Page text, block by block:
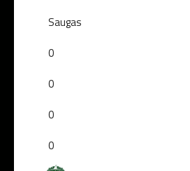
Saugas
0
0
0
0